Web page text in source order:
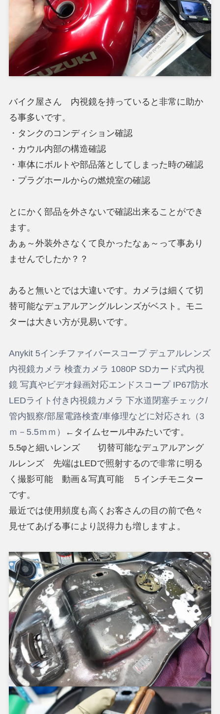
バイク屋さん 内視鏡を持っていると非常に助か
る事多いです。
・タンクのコンディション確認
・カウル内部の構造確認
・車体にボルトや部品落としてしまった時の確認
・プラグホールからの燃焼室の確認
とにかく部品を外さないで確認出来ることができ
ます。
あぁ～外装外さなくて良かったなぁ～って事あり
ませんでしたか？？
あると無いとでは大違いです。カメラは細くて切
替可能なデュアルアングルレンズがベスト。モニ
ターは大きい方が見易いです。
Anykit 5インチファイバースコープ デュアルレンズ
内視鏡カメラ 検査カメラ 1080P SDカード式内視
鏡 写真やビデオ録画対応エンドスコープ IP67防水
LEDライト付き内視鏡カメラ 下水道閉塞チェック/
管内観察/部屋電路検査/車修理などに対応され（3
ｍ－5.5ｍｍ）
←タイムセール中みたいです。
5.5φと細いレンズ 切替可能なデュアルアング
ルレンズ 先端はLEDで照射するので非常に明る
く撮影可能 動画＆写真可能 ５インチモニター
です。
最近では使用頻度も高くお客さんの目の前で色々
見せてあげる事により説得力も増しますよ。